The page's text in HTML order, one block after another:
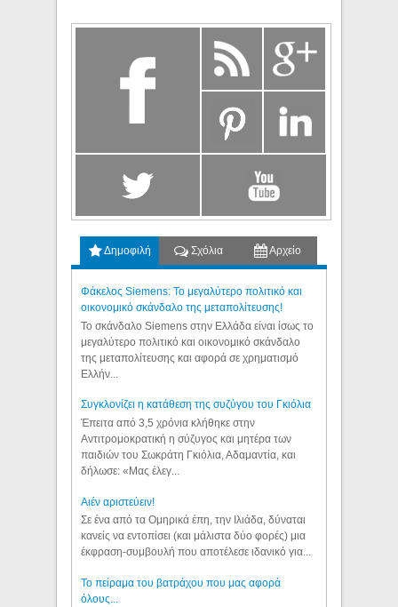
Δημοφιλή Σχόλια Αρχείο
Φάκελος Siemens: Το μεγαλύτερο πολιτικό και
οικονομικό σκάνδαλο της μεταπολίτευσης!
Το σκάνδαλο Siemens στην Ελλάδα είναι ίσως το
μεγαλύτερο πολιτικό και οικονομικό σκάνδαλο
της μεταπολίτευσης και αφορά σε χρηματισμό
Ελλήν...
Συγκλονίζει η κατάθεση της συζύγου του Γκιόλια
Έπειτα από 3,5 χρόνια κλήθηκε στην
Αντιτρομοκρατική η σύζυγος και μητέρα των
παιδιών του Σωκράτη Γκιόλια, Αδαμαντία, και
δήλωσε: «Μας έλεγ...
Aιέν αριστεύειν!
Σε ένα από τα Ομηρικά έπη, την Ιλιάδα, δύναται
κανείς να εντοπίσει (και μάλιστα δύο φορές) μια
έκφραση-συμβουλή που αποτέλεσε ιδανικό για...
Το πείραμα του βατράχου που μας αφορά
όλους...